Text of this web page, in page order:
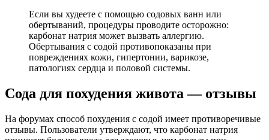
Если вы худеете с помощью содовых ванн или
обертываний, процедуры проводите осторожно:
карбонат натрия может вызвать аллергию.
Обертывания с содой противопоказаны при
повреждениях кожи, гипертонии, варикозе,
патологиях сердца и половой системы.
Сода для похудения живота — отзывы
На форумах способ похудения с содой имеет противоречивые
отзывы. Пользователи утверждают, что карбонат натрия